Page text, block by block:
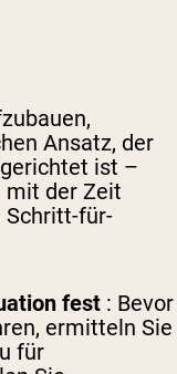
Ansatz, der
ist –
mit der Zeit
Schritt-für-
fest : Bevor
ermitteln Sie
für